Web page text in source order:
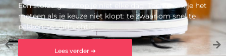
Een stofzuiger koop je niet elke dag. Toch merk je het
meteen als je keuze niet klopt: te zwaar om snel te
pakken, te luidruchtig
Lees verder ➜